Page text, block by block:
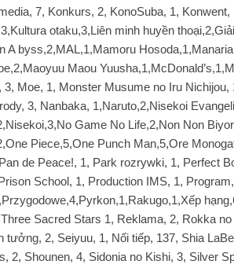
7, Konkurs, 2, KonoSuba, 1,
otaku,3,Liên minh huyền
A byss,2,MAL,1,Mamoru
Maou
3, Moe, 1, Monster Musume no Iru
3, Nanbaka, 1,Naruto,2,Nisekoi
Game No Life,2,Non Non
Piece,5,One Punch Man,5,Ore
de Peace!, 1, Park rozrywki, 1, Perfect
School, 1, Production IMS, 1,
Sacred Stars 1, Reklama, 2, Rokka
tưởng, 2, Seiyuu, 1, Nối tiếp, 137, Shia
2, Shounen, 4, Sidonia no Kishi, 3, Silver